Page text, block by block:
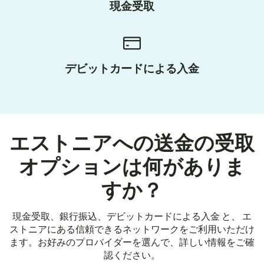
現金受取
デビットカードによる入金
エストニアへの送金の受取
オプションは何がありま
すか？
現金受取、銀行振込、デビットカードによる入金 と、 エ
ストニアにある信頼できるネットワークをご利用いただけ
ます。お好みのプロバイダーを選んで、詳しい情報をご確
認ください。